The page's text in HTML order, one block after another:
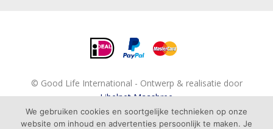
© Good Life International - Ontwerp & realisatie door
Libelnet Maasbree
We gebruiken cookies en soortgelijke technieken op onze
website om inhoud en advertenties persoonlijk te maken. Je